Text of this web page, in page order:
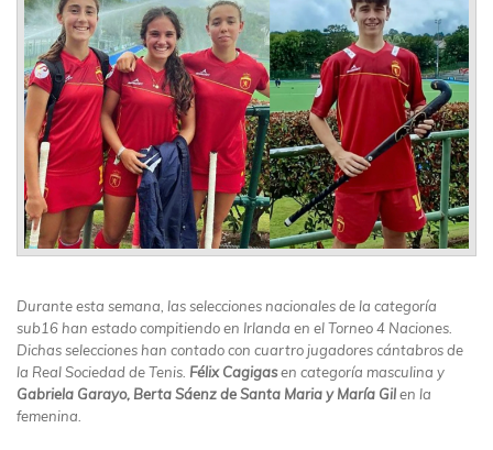
Durante esta semana, las selecciones nacionales de la categoría
sub16 han estado compitiendo en Irlanda en el Torneo 4 Naciones.
Dichas selecciones han contado con cuartro jugadores cántabros de
la Real Sociedad de Tenis. Félix Cagigasen categoría masculina y
Gabriela Garayo, Berta Sáenz de Santa Maria y María Gilen la
femenina.